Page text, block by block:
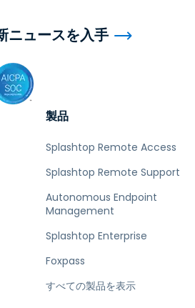
製品
Splashtop Remote Access
Splashtop Remote Support
Autonomous Endpoint
Management
Splashtop Enterprise
Foxpass
すべての製品を表示
ュースを入手